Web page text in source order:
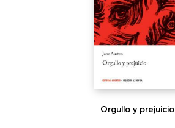
Orgullo y prejuicio